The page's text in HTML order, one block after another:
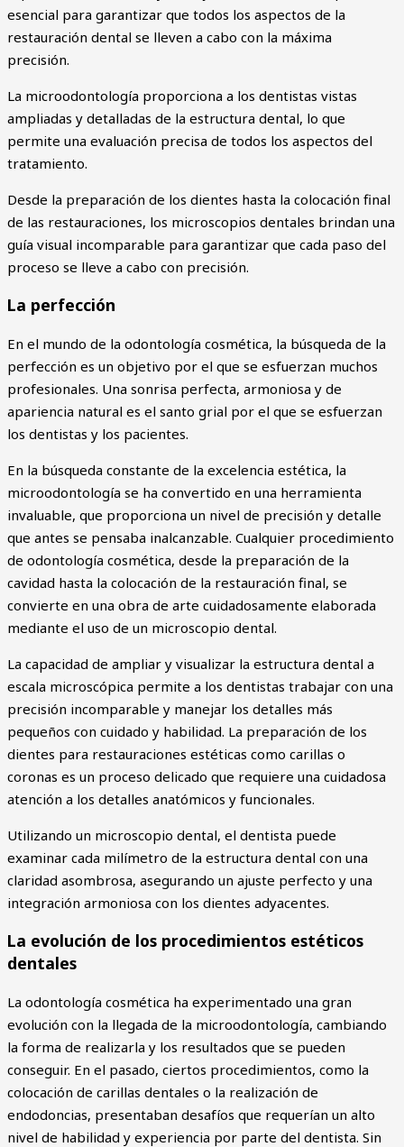
esencial para garantizar que todos los aspectos de la
restauración dental se lleven a cabo con la máxima
precisión.
La microodontología proporciona a los dentistas vistas
ampliadas y detalladas de la estructura dental, lo que
permite una evaluación precisa de todos los aspectos del
tratamiento.
Desde la preparación de los dientes hasta la colocación final
de las restauraciones, los microscopios dentales brindan una
guía visual incomparable para garantizar que cada paso del
proceso se lleve a cabo con precisión.
La perfección
En el mundo de la odontología cosmética, la búsqueda de la
perfección es un objetivo por el que se esfuerzan muchos
profesionales. Una sonrisa perfecta, armoniosa y de
apariencia natural es el santo grial por el que se esfuerzan
los dentistas y los pacientes.
En la búsqueda constante de la excelencia estética, la
microodontología se ha convertido en una herramienta
invaluable, que proporciona un nivel de precisión y detalle
que antes se pensaba inalcanzable. Cualquier procedimiento
de odontología cosmética, desde la preparación de la
cavidad hasta la colocación de la restauración final, se
convierte en una obra de arte cuidadosamente elaborada
mediante el uso de un microscopio dental.
La capacidad de ampliar y visualizar la estructura dental a
escala microscópica permite a los dentistas trabajar con una
precisión incomparable y manejar los detalles más
pequeños con cuidado y habilidad. La preparación de los
dientes para restauraciones estéticas como carillas o
coronas es un proceso delicado que requiere una cuidadosa
atención a los detalles anatómicos y funcionales.
Utilizando un microscopio dental, el dentista puede
examinar cada milímetro de la estructura dental con una
claridad asombrosa, asegurando un ajuste perfecto y una
integración armoniosa con los dientes adyacentes.
La evolución de los procedimientos estéticos
dentales
La odontología cosmética ha experimentado una gran
evolución con la llegada de la microodontología, cambiando
la forma de realizarla y los resultados que se pueden
conseguir. En el pasado, ciertos procedimientos, como la
colocación de carillas dentales o la realización de
endodoncias, presentaban desafíos que requerían un alto
nivel de habilidad y experiencia por parte del dentista. Sin